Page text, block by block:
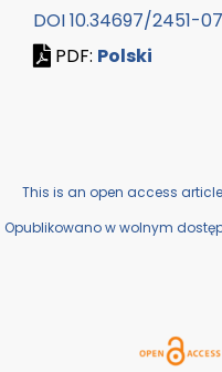
DOI 10.34697/2451-
PDF: Polski
This is an open access
Opublikowano w wolnym